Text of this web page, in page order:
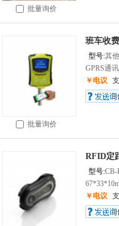
批量询价
批量询价
班车收
型号:其
GPRS通
￥电议
RFID定
型号:CB-
￥电议